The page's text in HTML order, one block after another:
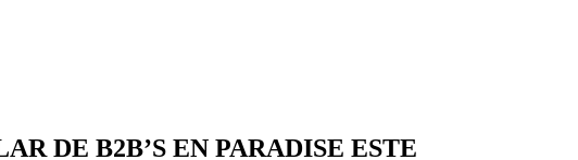
DE B2B’S EN PARADISE ESTE